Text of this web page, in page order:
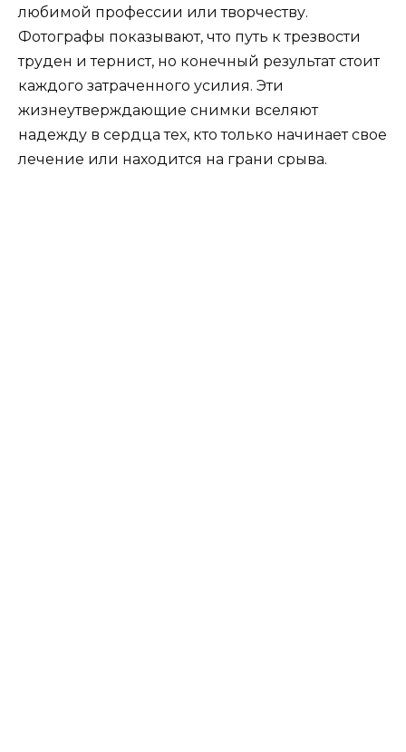
любимой профессии или творчеству.
Фотографы показывают, что путь к трезвости
труден и тернист, но конечный результат стоит
каждого затраченного усилия. Эти
жизнеутверждающие снимки вселяют
надежду в сердца тех, кто только начинает свое
лечение или находится на грани срыва.